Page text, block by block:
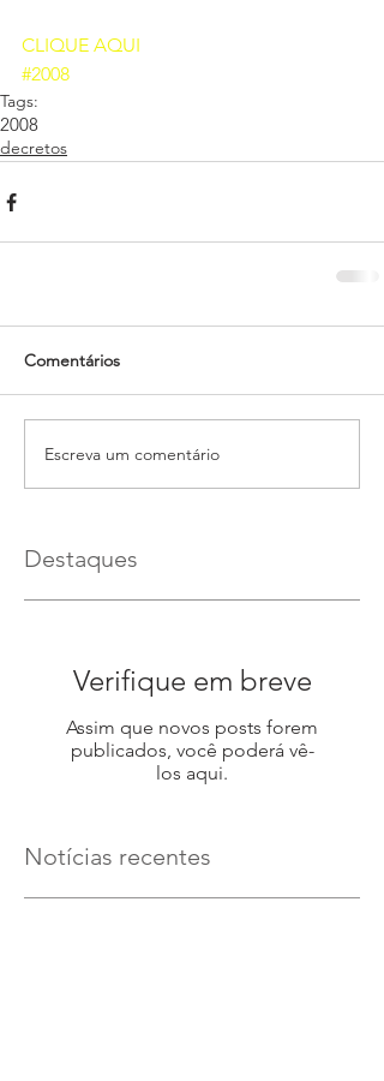
CLIQUE AQUI
#2008
Tags:
2008
decretos
Comentários
Escreva um comentário
Destaques
Verifique em breve
Assim que novos posts forem
publicados, você poderá vê-
los aqui.
Notícias recentes